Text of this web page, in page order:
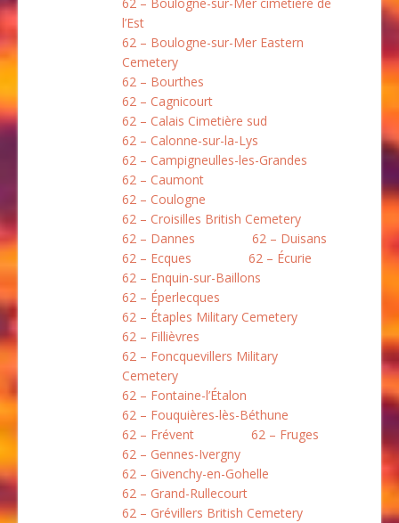
62 – Boulogne-sur-Mer cimetière de
l’Est
62 – Boulogne-sur-Mer Eastern
Cemetery
62 – Bourthes
62 – Cagnicourt
62 – Calais Cimetière sud
62 – Calonne-sur-la-Lys
62 – Campigneulles-les-Grandes
62 – Caumont
62 – Coulogne
62 – Croisilles British Cemetery
62 – Dannes
62 – Duisans
62 – Ecques
62 – Écurie
62 – Enquin-sur-Baillons
62 – Éperlecques
62 – Étaples Military Cemetery
62 – Fillièvres
62 – Foncquevillers Military
Cemetery
62 – Fontaine-l’Étalon
62 – Fouquières-lès-Béthune
62 – Frévent
62 – Fruges
62 – Gennes-Ivergny
62 – Givenchy-en-Gohelle
62 – Grand-Rullecourt
62 – Grévillers British Cemetery